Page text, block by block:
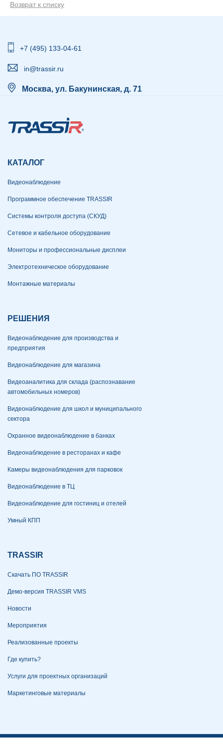
Возврат к списку
+7 (495) 133-04-61
in@trassir.ru
Москва, ул. Бакунинская, д. 71
КАТАЛОГ
Видеонаблюдение
Программное обеспечение TRASSIR
Системы контроля доступа (СКУД)
Сетевое и кабельное оборудование
Мониторы и профессиональные дисплеи
Электротехническое оборудование
Монтажные материалы
РЕШЕНИЯ
Видеонаблюдение для производства и
предприятия
Видеонаблюдение для магазина
Видеоаналитика для склада (распознавание
автомобильных номеров)
Видеонаблюдение для школ и муниципального
сектора
Охранное видеонаблюдение в банках
Видеонаблюдение в ресторанах и кафе
Камеры видеонаблюдения для парковок
Видеонаблюдение в ТЦ
Видеонаблюдение для гостиниц и отелей
Умный КПП
TRASSIR
Скачать ПО TRASSIR
Демо-версия TRASSIR VMS
Новости
Мероприятия
Реализованные проекты
Где купить?
Услуги для проектных организаций
Маркетинговые материалы